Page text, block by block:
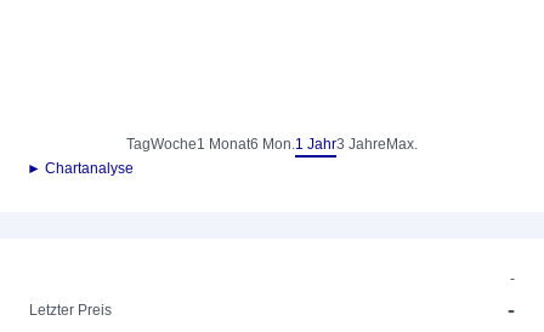
TagWoche1 Monat6 Mon.1 Jahr3 Jahre Max.
► Chartanalyse
-
Letzter Preis
-